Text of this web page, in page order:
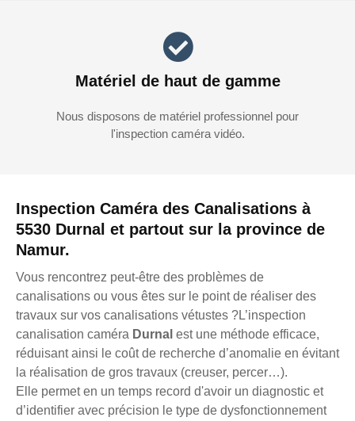
Inspection Caméra des Canalisations à
5530 Durnal et partout sur la province de
Namur.
Vous rencontrez peut-être des problèmes de
canalisations ou vous êtes sur le point de réaliser des
travaux sur vos canalisations vétustes ?L’inspection
canalisation caméra Durnal est une méthode efficace,
réduisant ainsi le coût de recherche d’anomalie en évitant
la réalisation de gros travaux (creuser, percer…).
Elle permet en un temps record d'avoir un diagnostic et
d’identifier avec précision le type de dysfonctionnement
Matériel de haut de gamme
Nous disposons de matériel professionnel pour
l'inspection caméra vidéo.